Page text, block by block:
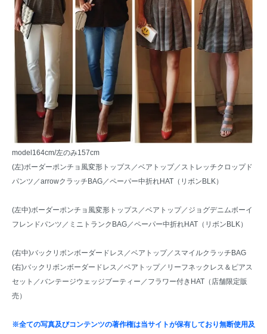
model164cm/左のみ157cm
(左)ボーダーポンチョ風変形トップス ／ベアトップ／ ストレッチクロップド
パンツ ／arrowクラッチBAG／ペーパー中折れHAT（リボンBLK）
(左中)ボーダーポンチョ風変形トップス ／ベアトップ／ ジョグデニムボーイ
フレンドパンツ ／ ミニトランクBAG／ペーパー中折れHAT（リボンBLK）
(右中)バックリボンボーダードレス ／ベアトップ／ スマイルクラッチBAG
(右)バックリボンボーダードレス ／ベアトップ／ リーフネックレス＆ピアス
セット ／バンテージウェッジブーティー ／フラワー付きHAT（店舗限定販
売）
※全ての写真及びコンテンツの著作権は当サイトが保有しており無断使用及